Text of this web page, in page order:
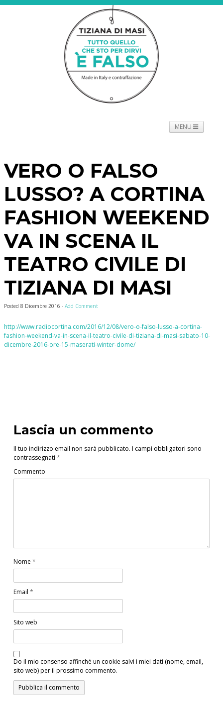
MENU
PROMOTORI BIOGRAFIE PRESS CONTATTI
VERO O FALSO
LUSSO? A CORTINA
FASHION WEEKEND
VA IN SCENA IL
TEATRO CIVILE DI
TIZIANA DI MASI
Posted 8 Dicembre 2016 · Add Comment
http://www.radiocortina.com/2016/12/08/vero-o-falso-lusso-a-cortina-
fashion-weekend-va-in-scena-il-teatro-civile-di-tiziana-di-masi-sabato-10-
dicembre-2016-ore-15-maserati-winter-dome/
Lascia un commento
Il tuo indirizzo email non sarà pubblicato. I campi obbligatori sono
contrassegnati *
Commento
Nome *
Email *
Sito web
Do il mio consenso affinché un cookie salvi i miei dati (nome, email,
sito web) per il prossimo commento.